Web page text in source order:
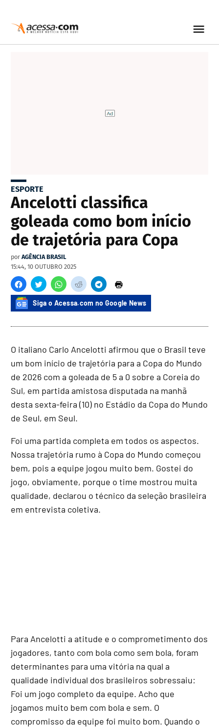
ESPORTE
Ancelotti classifica
goleada como bom início
de trajetória para Copa
por AGÊNCIA BRASIL
15:44, 10 OUTUBRO 2025
Siga o Acessa.com no Google News
O italiano Carlo Ancelotti afirmou que o Brasil teve
um bom início de trajetória para a Copa do Mundo
de 2026 com a goleada de 5 a 0 sobre a Coreia do
Sul, em partida amistosa disputada na manhã
desta sexta-feira (10) no Estádio da Copa do Mundo
de Seul, em Seul.
Foi uma partida completa em todos os aspectos.
Nossa trajetória rumo à Copa do Mundo começou
bem, pois a equipe jogou muito bem. Gostei do
jogo, obviamente, porque o time mostrou muita
qualidade, declarou o técnico da seleção brasileira
em entrevista coletiva.
Para Ancelotti a atitude e o comprometimento dos
jogadores, tanto com bola como sem bola, foram
determinantes para uma vitória na qual a
qualidade individual dos brasileiros sobressaiu:
Foi um jogo completo da equipe. Acho que
jogamos muito bem com bola e sem. O
compromisso da equipe foi muito bom. Quando o